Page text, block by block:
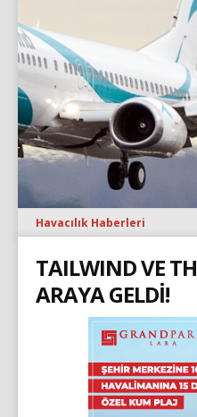
Havacılık Haberleri
TAILWIND VE
ARAYA GELDİ!